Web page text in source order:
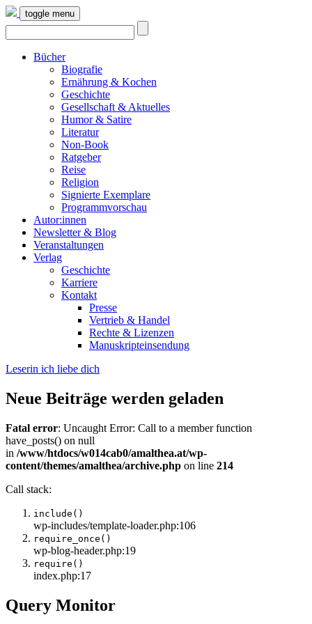
toggle menu
Bücher
Biografie
Ernährung & Kochen
Geschichte
Gesellschaft & Aktuelles
Humor & Satire
Literatur
Non-Book
Ratgeber
Reise
Religion
Signierte Exemplare
Programmvorschau
Autor:innen
Newsletter & Blog
Veranstaltungen
Verlag
Geschichte
Karriere
Kontakt
Presse
Vertrieb & Handel
Rechte & Lizenzen
Manuskripteinsendung
Leserin ich liebe dich
Neue Beiträge werden geladen
Fatal error: Uncaught Error: Call to a member function
have_posts() on null
in /www/htdocs/w014cab0/amalthea.at/wp-
content/themes/amalthea/archive.php on line 214
Call stack:
include()
wp-includes/template-loader.php:106
require_once()
wp-blog-header.php:19
require()
index.php:17
Query Monitor